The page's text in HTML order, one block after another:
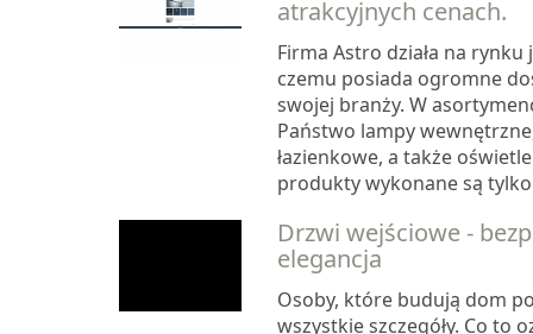
atrakcyjnych cenach.
Firma Astro działa na
czemu posiada ogromne
swojej branży. W
Państwo lampy
łazienkowe, a także
produkty wykonane są tylko
Drzwi wejściowe -
elegancja
Osoby, które budują dom
wszystkie szczegóły. Co to